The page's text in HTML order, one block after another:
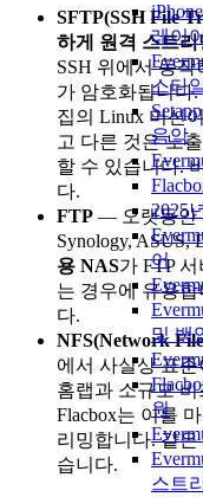
레이
스타
음악
2025
어
및 백
원
스트
SFTP(SSH File
하게 원격 스트리
SSH 위에서 동
가 암호화됩니다
집의 Linux 머신
고 다른 것은 노
할 수 있습니다.
다.
FTP — 오랫동안
Synology, ASUS,
용 NAS가 FTP
는 경우에 유용
다.
NFS(Network
에서 사실상 표
홈랩과 소규모
Flacbox는 이를
리밍합니다. 같
습니다.